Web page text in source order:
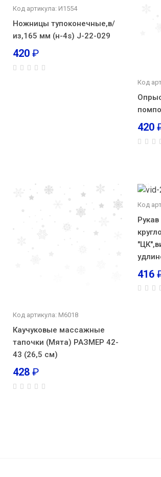
Код артикула: И1554
Ножницы тупоконечные,в/
из,165 мм (н-4s) J-22-029
420 ₽
Код
420
Код артикула: М6018
Каучуковые массажные
тапочки (Мята) РАЗМЕР 42-
43 (26,5 см)
428 ₽
Код
416